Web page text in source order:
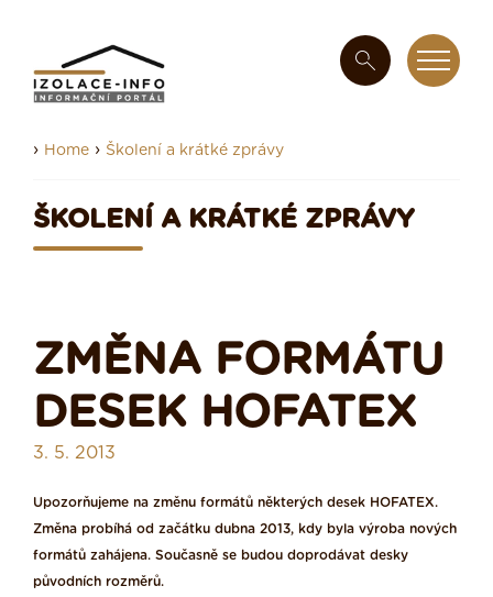
› Home › Školení a krátké zprávy
ŠKOLENÍ A KRÁTKÉ ZPRÁVY
ZMĚNA FORMÁTU
DESEK HOFATEX
3. 5. 2013
Upozorňujeme na změnu formátů některých desek HOFATEX.
Změna probíhá od začátku dubna 2013, kdy byla výroba nových
formátů zahájena. Současně se budou doprodávat desky
původních rozměrů.